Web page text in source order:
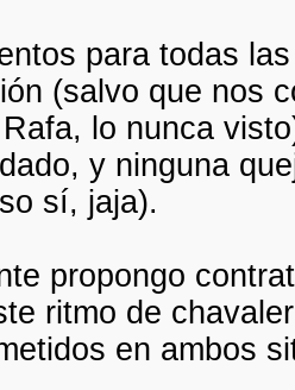
para todas
(salvo que nos
lo nunca
y ninguna
sí, jaja).
propongo
ritmo de
en ambos